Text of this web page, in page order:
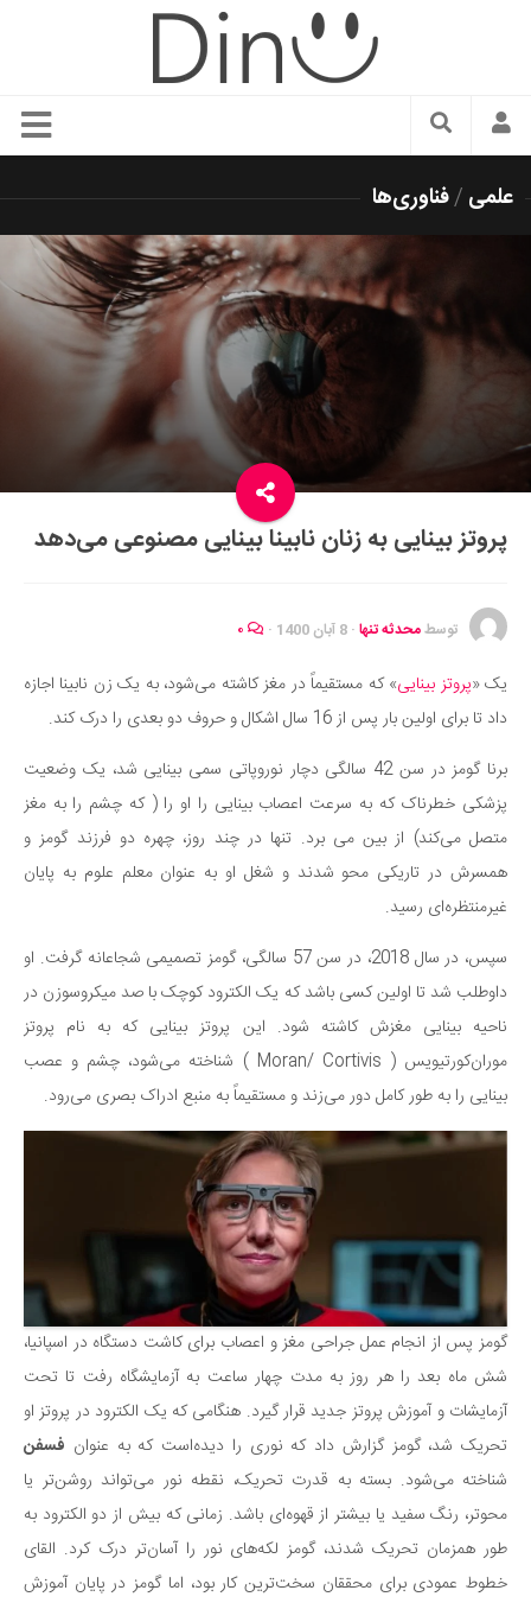
سبک زندگی
زیبایی و آرایش
شیک پوشی
دکوراسیون و چیدمان
رستوران گردی
سفر و گردشگری
ایران گردی
رابطه، عشق و ازدواج
سلامت
بهداشت
بیماری و درمان
کودک و مادر
ورزش و تندرستی
مراکز پزشکی و دارویی
فرهنگ و هنر
سینما و تئاتر
تلویزیون
موسیقی
عکاسی و هنرهای تجسمی
کتاب و کتاب‌خوانی
تاریخ
معماری
علمی
فناوری‌ها
نجوم و هوا فضا
زمین و محیط زیست
خودرو
سرگرمی
علمی /فناوری‌ها
پروتز بینایی به زنان نابینا بینایی مصنوعی می‌دهد
توسطمحدثه تنها · 8 آبان 1400 ·
یک «پروتز بینایی» که مستقیماً در مغز کاشته می‌شود، به یک زن نابینا اجازه
داد تا برای اولین بار پس از 16 سال اشکال و حروف دو بعدی را درک کند.
برنا گومز در سن 42 سالگی دچار نوروپاتی سمی بینایی شد، یک وضعیت
پزشکی خطرناک که به سرعت اعصاب بینایی را او را ( که چشم را به مغز
متصل می‌کند) از بین می برد. تنها در چند روز، چهره دو فرزند گومز و
همسرش در تاریکی محو شدند و شغل او به عنوان معلم علوم به پایان
غیرمنتظره‌ای رسید.
سپس، در سال 2018، در سن 57 سالگی، گومز تصمیمی شجاعانه گرفت. او
داوطلب شد تا اولین کسی باشد که یک الکترود کوچک با صد میکروسوزن در
ناحیه بینایی مغزش کاشته شود. این پروتز بینایی که به نام پروتز
موران‌‌کورتیویس ( Moran/ Cortivis ) شناخته می‌شود، چشم و عصب
بینایی را به طور کامل دور می‌زند و مستقیماً به منبع ادراک بصری می‌رود.
گومز پس از انجام عمل جراحی مغز و اعصاب برای کاشت دستگاه در اسپانیا،
شش ماه بعد را هر روز به مدت چهار ساعت به آزمایشگاه رفت تا تحت
آزمایشات و آموزش پروتز جدید قرار گیرد. هنگامی که یک الکترود در پروتز او
تحریک شد، گومز گزارش داد که نوری را دیده‌است که به عنوان فسفن
شناخته می‌شود. بسته به قدرت تحریک، نقطه نور می‌تواند روشن‌تر یا
محو‌تر، رنگ سفید یا بیشتر از قهوه‌ای باشد. زمانی که بیش از دو الکترود به
طور همزمان تحریک شدند، گومز لکه‌های نور را آسان‌تر درک کرد. القای
خطوط عمودی برای محققان سخت‌ترین کار بود، اما گومز در پایان آموزش